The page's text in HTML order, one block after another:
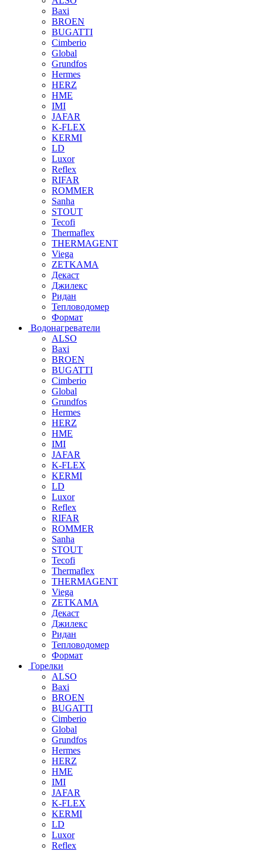
Baxi
BROEN
BUGATTI
Cimberio
Global
Grundfos
Hermes
HERZ
HME
IMI
JAFAR
K-FLEX
KERMI
LD
Luxor
Reflex
RIFAR
ROMMER
Sanha
STOUT
Tecofi
Thermaflex
THERMAGENT
Viega
ZETKAMA
Декаст
Джилекс
Ридан
Тепловодомер
Формат
Водонагреватели
ALSO
Baxi
BROEN
BUGATTI
Cimberio
Global
Grundfos
Hermes
HERZ
HME
IMI
JAFAR
K-FLEX
KERMI
LD
Luxor
Reflex
RIFAR
ROMMER
Sanha
STOUT
Tecofi
Thermaflex
THERMAGENT
Viega
ZETKAMA
Декаст
Джилекс
Ридан
Тепловодомер
Формат
Горелки
ALSO
Baxi
BROEN
BUGATTI
Cimberio
Global
Grundfos
Hermes
HERZ
HME
IMI
JAFAR
K-FLEX
KERMI
LD
Luxor
Reflex